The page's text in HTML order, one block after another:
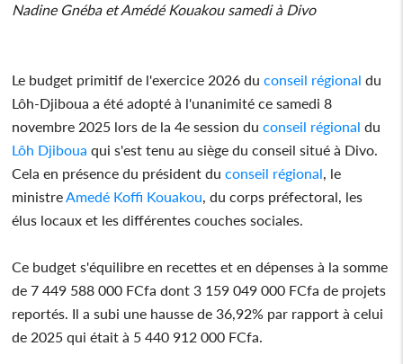
Nadine Gnéba et Amédé Kouakou samedi à Divo
Le budget primitif de l'exercice 2026 duconseil régional du
Lôh-Djiboua a été adopté à l'unanimité ce samedi 8
novembre 2025 lors de la 4e session duconseil régional du
Lôh Djiboua qui s'est tenu au siège du conseil situé à Divo.
Cela en présence du président duconseil régional , le
ministre Amedé Koffi Kouakou , du corps préfectoral, les
élus locaux et les différentes couches sociales.
Ce budget s'équilibre en recettes et en dépenses à la somme
de 7 449 588 000 FCfa dont 3 159 049 000 FCfa de projets
reportés. Il a subi une hausse de 36,92% par rapport à celui
de 2025 qui était à 5 440 912 000 FCfa.